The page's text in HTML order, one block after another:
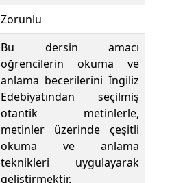
Zorunlu
Bu dersin amacı
öğrencilerin okuma ve
anlama becerilerini İngiliz
Edebiyatından seçilmiş
otantik metinlerle,
metinler üzerinde çeşitli
okuma ve anlama
teknikleri uygulayarak
geliştirmektir.